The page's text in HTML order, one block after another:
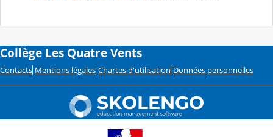
Collège Les Quatre Vents
Contacts Mentions légales Chartes d'utilisation Données personnelles